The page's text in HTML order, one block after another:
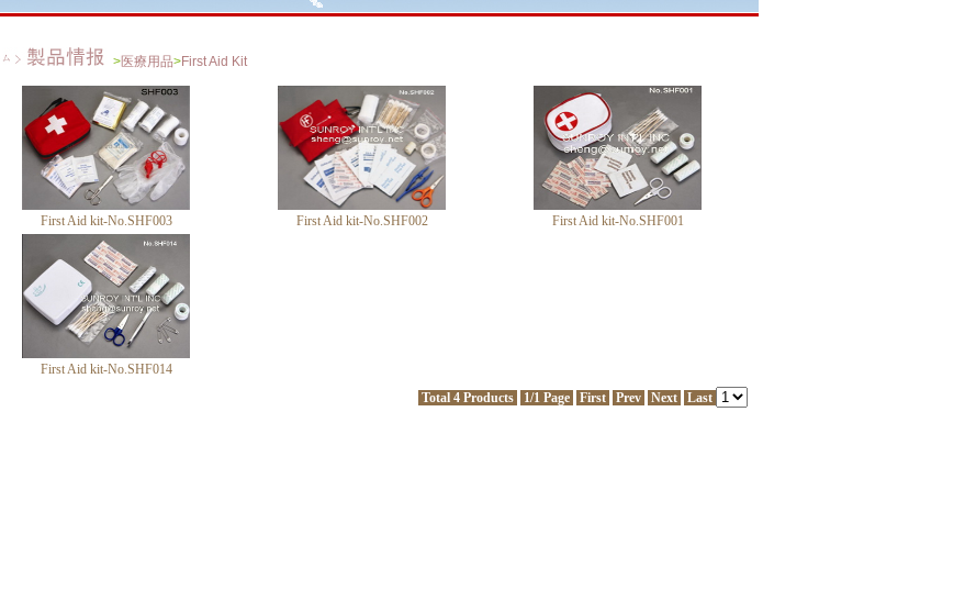
>医療用品>First Aid Kit
First Aid kit-No.SHF003 First Aid kit-No.SHF002 First Aid kit-No.SHF001
First Aid kit-No.SHF014
Total 4 Products
1/1 Page First Prev Next Last